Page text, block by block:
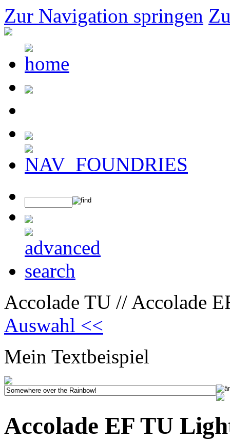
Zur Navigation springen
Accolade TU // Accolade
Auswahl <<
Mein Textbeispiel
Accolade EF TU